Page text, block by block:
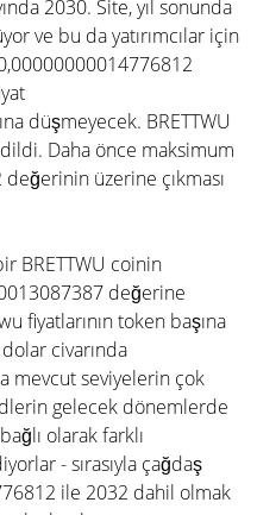
2030. Site, yıl sonunda
ve bu da yatırımcılar için
düşmeyecek. BRETTWU
Daha önce maksimum
üzerine çıkması
BRETTWU coinin
değerine
fiyatlarının token başına
civarında
mevcut seviyelerin çok
gelecek dönemlerde
olarak farklı
- sırasıyla çağdaş
ile 2032 dahil olmak